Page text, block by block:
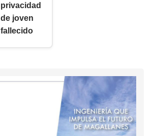
privacidad
de joven
fallecido